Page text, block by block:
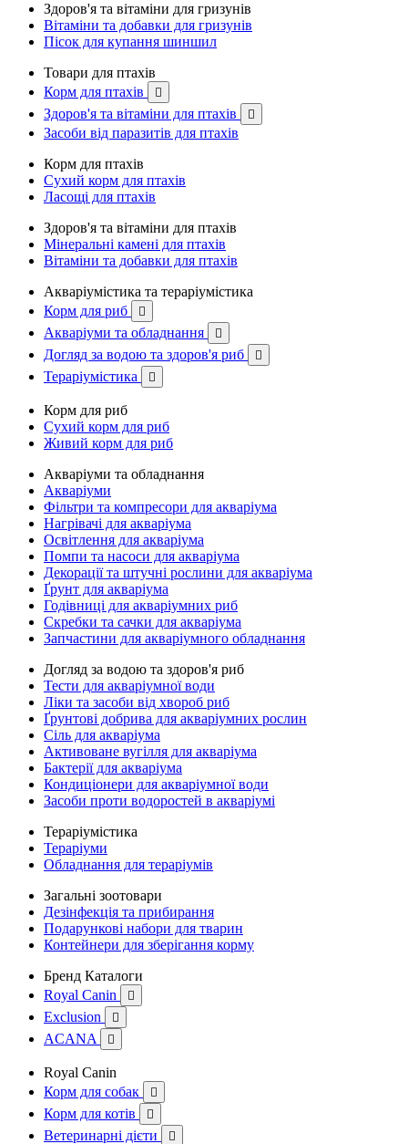
Здоров'я та вітаміни для гризунів
Вітаміни та добавки для гризунів
Пісок для купання шиншил
Товари для птахів
Корм для птахів

Здоров'я та вітаміни для птахів 
Засоби від паразитів для птахів
Корм для птахів
Сухий корм для птахів
Ласощі для птахів
Здоров'я та вітаміни для птахів
Мінеральні камені для птахів
Вітаміни та добавки для птахів
Акваріумістика та тераріумістика
Корм для риб

Акваріуми та обладнання 
Догляд за водою та здоров'я риб 
Тераріумістика 
Корм для риб
Сухий корм для риб
Живий корм для риб
Акваріуми та обладнання
Акваріуми
Фільтри та компресори для акваріума
Нагрівачі для акваріума
Освітлення для акваріума
Помпи та насоси для акваріума
Декорації та штучні рослини для акваріума
Ґрунт для акваріума
Годівниці для акваріумних риб
Скребки та сачки для акваріума
Запчастини для акваріумного обладнання
Догляд за водою та здоров'я риб
Тести для акваріумної води
Ліки та засоби від хвороб риб
Ґрунтові добрива для акваріумних рослин
Сіль для акваріума
Активоване вугілля для акваріума
Бактерії для акваріума
Кондиціонери для акваріумної води
Засоби проти водоростей в акваріумі
Тераріумістика
Тераріуми
Обладнання для тераріумів
Загальні зоотовари
Дезінфекція та прибирання
Подарункові набори для тварин
Контейнери для зберігання корму
Бренд Каталоги
Royal Canin

Exclusion 
ACANA 
Royal Canin
Корм для собак

Корм для котів 
Ветеринарні дієти 